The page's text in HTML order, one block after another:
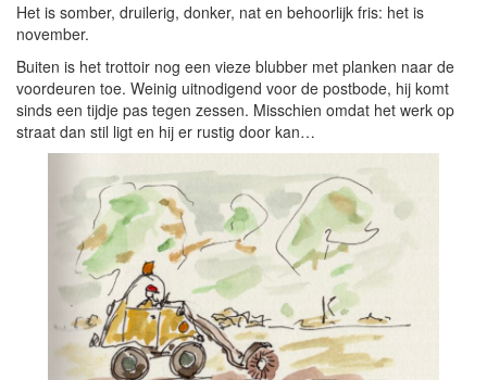
Het is somber, druilerig, donker, nat en behoorlijk fris: het is
november.
Buiten is het trottoir nog een vieze blubber met planken naar de
voordeuren toe. Weinig uitnodigend voor de postbode, hij komt
sinds een tijdje pas tegen zessen. Misschien omdat het werk op
straat dan stil ligt en hij er rustig door kan…